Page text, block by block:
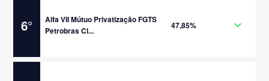
6°
Alfa VII Mútuo Privatização FGTS
Petrobras Cl...
47,85%